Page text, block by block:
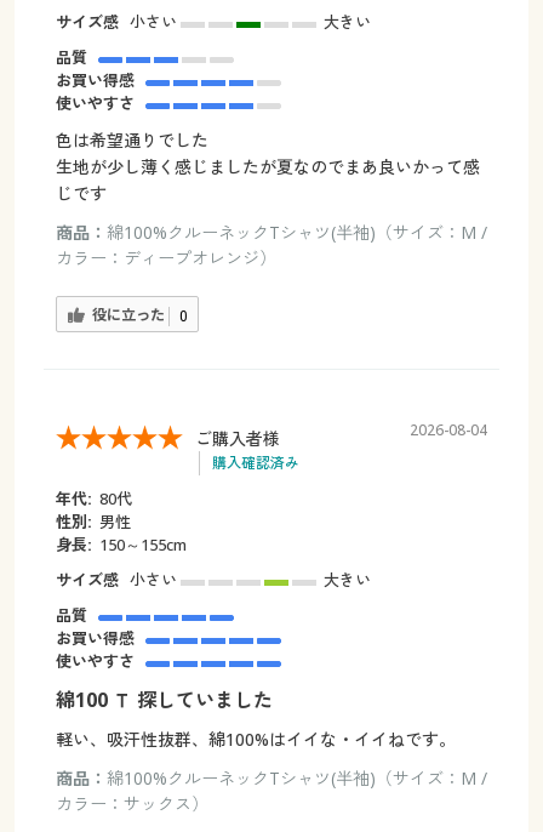
サイズ感 小さい
大きい
品質
お買い得感
使いやすさ
色は希望通りでした
生地が少し薄く感じましたが夏なのでまあ良いかって感
じです
商品： 綿100%クルーネックTシャツ(半袖)（サイズ：M /
カラー：ディープオレンジ）
役に立った 0
ご購入者様
購入確認済み
2026-08-04
年代: 80代
性別: 男性
身長: 150～155cm
サイズ感 小さい
大きい
品質
お買い得感
使いやすさ
綿100 Ｔ 探していました
軽い、吸汗性抜群、綿100%はイイな・イイねです。
商品： 綿100%クルーネックTシャツ(半袖)（サイズ：M /
カラー：サックス）